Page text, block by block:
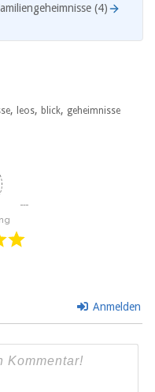
(4)
, leos, blick, geheimnisse
Anmelden